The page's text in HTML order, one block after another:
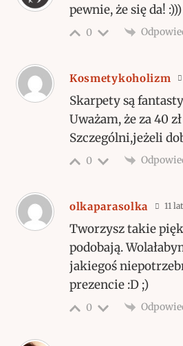
pewnie, że się da!
0
Kosmetykoholizm
Skarpety są
Uważam, że za 40
Szczególni,jeżeli
0
olkaparasolka 11
Tworzysz takie
podobają.
jakiegoś
prezencie :D ;)
0